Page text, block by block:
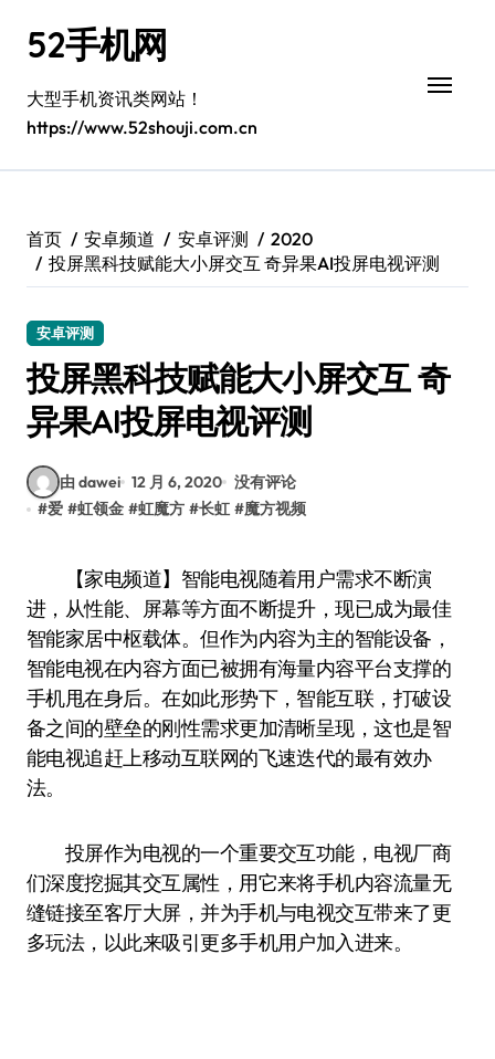
52手机网
大型手机资讯类网站！
https://www.52shouji.com.cn
首页 安卓频道 安卓评测
2020
投屏黑科技赋能大小屏交互 奇异果AI投屏电视评测
安卓评测
投屏黑科技赋能大小屏交互 奇
异果AI投屏电视评测
由 dawei 12 月 6, 2020 没有评论
#爱 #虹领金 #虹魔方 #长虹 #魔方视频
【家电频道】智能电视随着用户需求不断演
进，从性能、屏幕等方面不断提升，现已成为最佳
智能家居中枢载体。但作为内容为主的智能设备，
智能电视在内容方面已被拥有海量内容平台支撑的
手机甩在身后。在如此形势下，智能互联，打破设
备之间的壁垒的刚性需求更加清晰呈现，这也是智
能电视追赶上移动互联网的飞速迭代的最有效办
法。
投屏作为电视的一个重要交互功能，电视厂商
们深度挖掘其交互属性，用它来将手机内容流量无
缝链接至客厅大屏，并为手机与电视交互带来了更
多玩法，以此来吸引更多手机用户加入进来。